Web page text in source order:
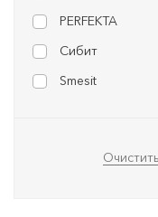
PERFEKTA
Сибит
Smesit